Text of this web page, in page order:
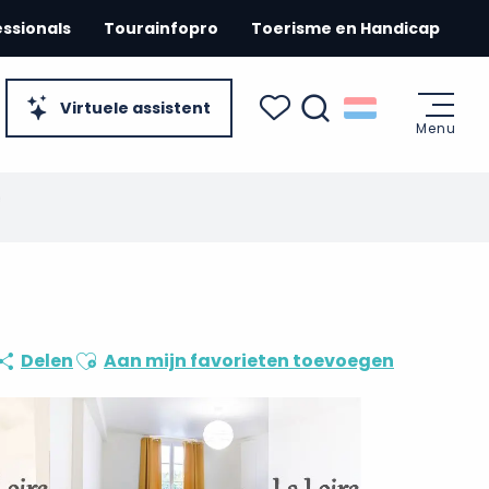
Virtuele assistent
Tourainfopro Toerisme en Handicap
Menu
DelenAjouter aux favoris
Aan mijn favorieten toevoegen